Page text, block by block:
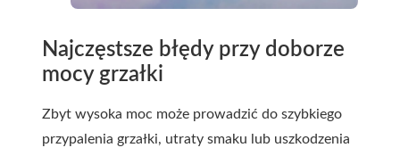
Najczęstsze błędy przy doborze
mocy grzałki
Zbyt wysoka moc może prowadzić do szybkiego
przypalenia grzałki, utraty smaku lub uszkodzenia